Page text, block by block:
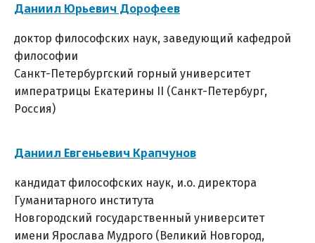
Даниил Юрьевич Дорофеев
доктор философских наук, заведующий кафедрой
философии
Санкт-Петербургский горный университет
императрицы Екатерины II (Санкт-Петербург,
Россия)
Даниил Евгеньевич Крапчунов
кандидат философских наук, и.о. директора
Гуманитарного института
Новгородский государственный университет
имени Ярослава Мудрого (Великий Новгород,